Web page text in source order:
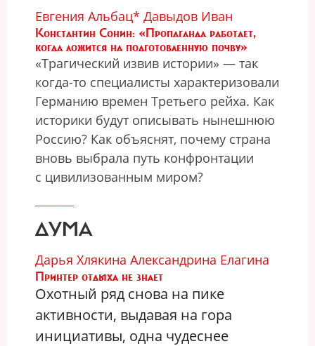
Евгения Альбац* Давыдов Иван
Константин Сонин: «Пропаганда работает,
когда ложится на подготовленную почву»
«Трагический извив истории» — так
когда-то специалисты характеризовали
Германию времен Третьего рейха. Как
историки будут описывать нынешнюю
Россию? Как объяснят, почему страна
вновь выбрала путь конфронтации
с цивилизованным миром?
ДУМА
Дарья Хлякина Александрина Елагина
Принтер отдыха не знает
Охотный ряд снова на пике
активности, выдавая на гора
инициативы, одна чудеснее